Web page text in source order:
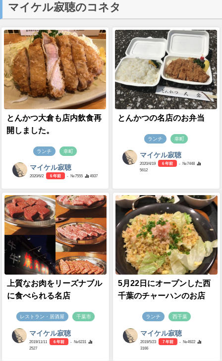
マイケル寂聴のコネタ
とんかつ大倉も店内飲食再
開しました。
ランチ 幸町
マイケル寂聴
2020/6/2 6 年前 - №7555 4937
とんかつの名店のお弁当
ランチ 幸町
マイケル寂聴
2020/4/19 6 年前
- №7448
5612
上質なお肉をリーズナブル
に食べられる名店
レストラン・居酒屋 千葉市
マイケル寂聴
2019/11/11 6 年前
- №6231
2527
5月22日にオープンした西
千葉のチャーハンのお店
ランチ 西千葉
マイケル寂聴
2019/5/23 7 年前
- №4922
3166